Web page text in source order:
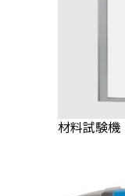
材料試験機